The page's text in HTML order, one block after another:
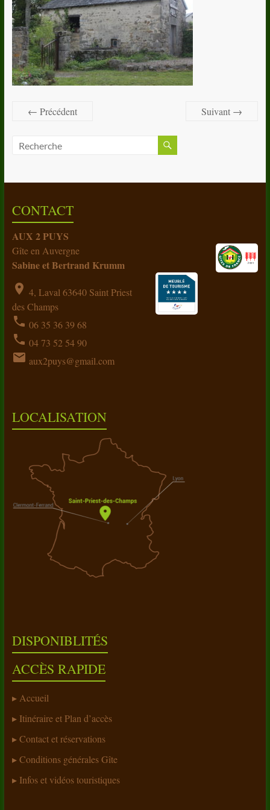
← Précédent Suivant →
CONTACT
AUX 2 PUYS
Gîte en Auvergne
Sabine et Bertrand Krumm
location_on 4, Laval 63640 Saint Priest
des Champs
phone 06 35 36 39 68
phone 04 73 52 54 90
email aux2puys@gmail.com
LOCALISATION
DISPONIBLITÉS
ACCÈS RAPIDE
Accueil
Itinéraire et Plan d’accès
Contact et réservations
Conditions générales Gîte
Infos et vidéos touristiques